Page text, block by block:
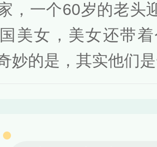
，一个60岁的老头
美女，美女还带
妙的是，其实他们